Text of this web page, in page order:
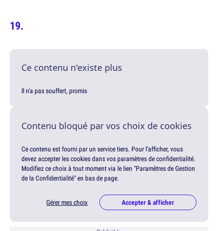
Ce contenu n'existe plus
Il n'a pas souffert, promis
Contenu bloqué par vos choix de cookies
Ce contenu est fourni par un service tiers. Pour l'afficher, vous
devez accepter les cookies dans vos paramètres de confidentialité.
Modifiez ce choix à tout moment via le lien "Paramètres de Gestion
de la Confidentialité" en bas de page.
Gérer mes choix Accepter & afficher